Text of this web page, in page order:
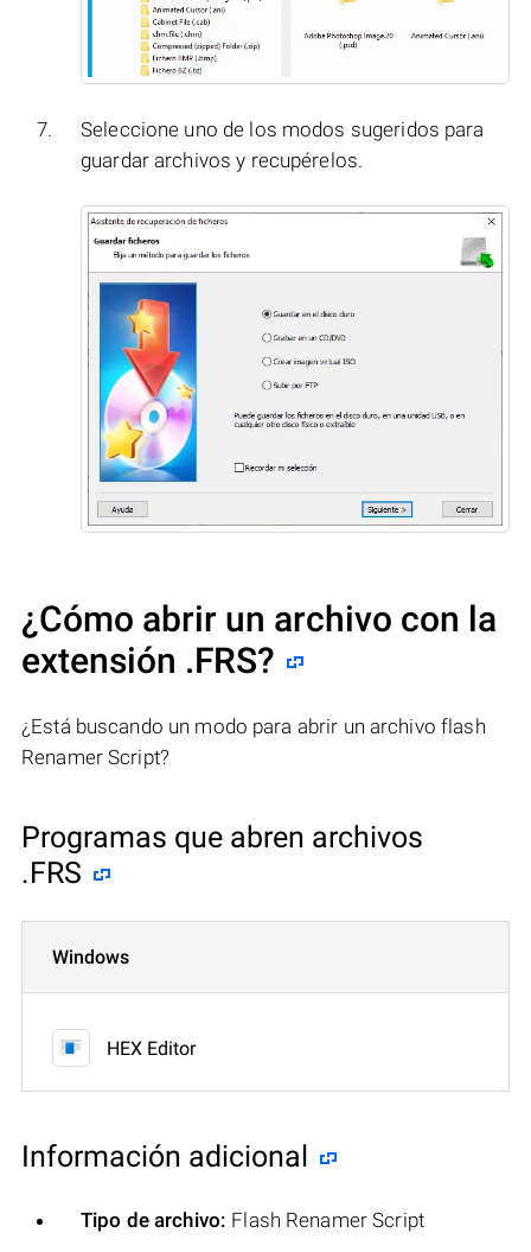
Seleccione uno de los modos sugeridos para
guardar archivos y recupérelos.
¿Cómo abrir un archivo con la
extensión .FRS?
¿Está buscando un modo para abrir un archivo flash
Renamer Script?
Programas que abren archivos
.FRS
Windows
HEX Editor
Información adicional
Tipo de archivo: Flash Renamer Script